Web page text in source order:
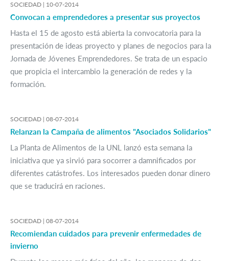
SOCIEDAD | 10-07-2014
Convocan a emprendedores a presentar sus proyectos
Hasta el 15 de agosto está abierta la convocatoria para la
presentación de ideas proyecto y planes de negocios para la
Jornada de Jóvenes Emprendedores. Se trata de un espacio
que propicia el intercambio la generación de redes y la
formación.
SOCIEDAD | 08-07-2014
Relanzan la Campaña de alimentos "Asociados Solidarios"
La Planta de Alimentos de la UNL lanzó esta semana la
iniciativa que ya sirvió para socorrer a damnificados por
diferentes catástrofes. Los interesados pueden donar dinero
que se traducirá en raciones.
SOCIEDAD | 08-07-2014
Recomiendan cuidados para prevenir enfermedades de
invierno